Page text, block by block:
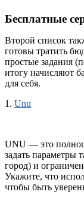
Бесплатные
Второй список
готовы тратить
простые задания
итогу начисляют
для себя.
1. Unu
UNU — это
задать параметры
город) и
Укажите, что
чтобы быть